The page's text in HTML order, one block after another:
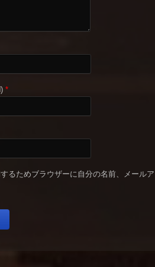
*
るためブラウザーに自分の名前、メール